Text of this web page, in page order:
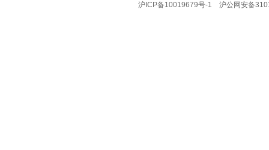
沪ICP备10019679号-1
沪公网安备